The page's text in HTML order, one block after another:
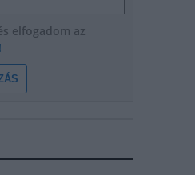
elfogadom az